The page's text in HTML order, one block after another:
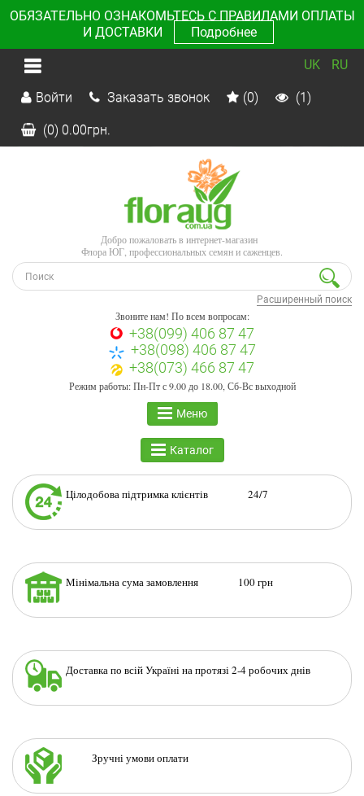
ОБЯЗАТЕЛЬНО ОЗНАКОМЬТЕСЬ С ПРАВИЛАМИ ОПЛАТЫ
И ДОСТАВКИ
Подробнее
UK RU
Войти Заказать звонок (0) (1)
(0) 0.00грн.
Добро пожаловать в интернет-магазин
Флора ЮГ, профессиональных семян и саженцев.
Расширенный поиск
Звоните нам! По всем вопросам:
+38(099) 406 87 47
+38(098) 406 87 47
+38(073) 466 87 47
Режим работы: Пн-Пт с 9.00 до 18.00, Сб-Вс выходной
Меню
Каталог
Цілодобова підтримка клієнтів 24/7
Мінімальна сума замовлення 100 грн
Доставка по всій Україні на протязі 2-4 робочих днів
Зручні умови оплати